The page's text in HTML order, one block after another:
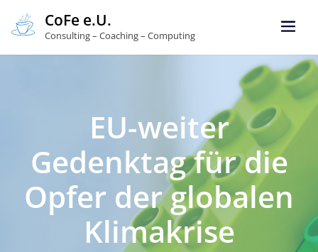
CoFe e.U.
Consulting – Coaching – Computing
EU-weiter
Gedenktag für die
Opfer der globalen
Klimakrise